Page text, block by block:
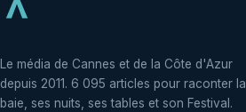
Le média de Cannes et de la Côte d'Azur
depuis 2011. 6 095 articles pour raconter la
baie, ses nuits, ses tables et son Festival.